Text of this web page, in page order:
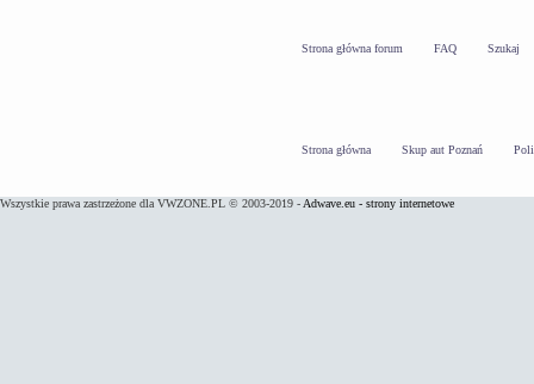
Strona główna forum FAQ Szukaj
Strona główna Skup aut Poznań
Wszystkie prawa zastrzeżone dla VWZONE.PL © 2003-2019 - Adwave.eu - strony internetowe